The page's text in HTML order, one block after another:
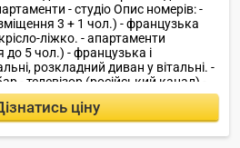
- студіо Опис номерів: -
3 + 1 чол.) - французька
ліжко. - апартаменти
5 чол.) - французька і
розкладний диван у вітальні. -
- телевізор (російський канал) -
харчування: - без харчування
машинки (5 євро) - праска на
пляж: - в 5 хвилинах ходьби від
Поруч з віллою є ресторани і
ціну